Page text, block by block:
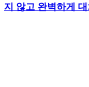
지 않고 완벽하게